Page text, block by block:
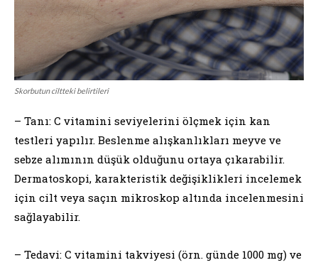
Skorbutun ciltteki belirtileri
– Tanı: C vitamini seviyelerini ölçmek için kan
testleri yapılır. Beslenme alışkanlıkları meyve ve
sebze alımının düşük olduğunu ortaya çıkarabilir.
Dermatoskopi, karakteristik değişiklikleri incelemek
için cilt veya saçın mikroskop altında incelenmesini
sağlayabilir.
– Tedavi: C vitamini takviyesi (örn. günde 1000 mg) ve